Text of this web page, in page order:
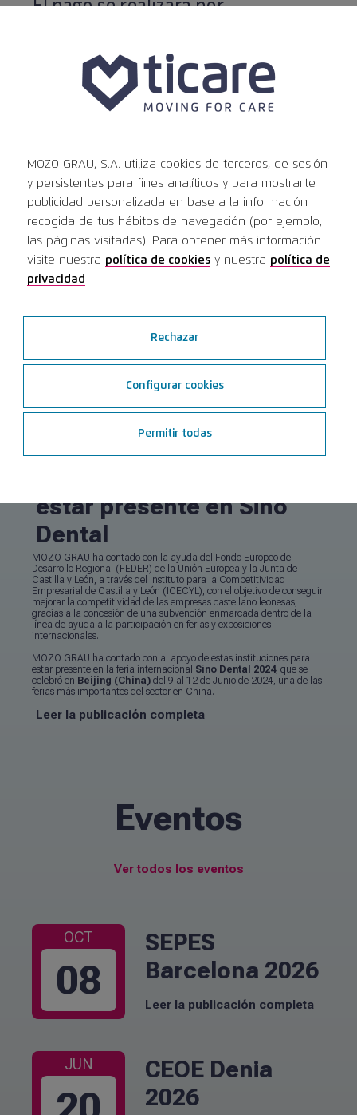
serán enviados una vez
formalizada la inscripción.
Información (PDF) : Ver información
Noticias
Ver todas las noticias
Mozo Grau recibe apoyo
estar presente en Sino
Dental
MOZO GRAU ha contado con la ayuda del Fondo Europeo de
Desarrollo Regional (FEDER) de la Unión Europea y la Junta de
Castilla y León, a través del Instituto para la Competitividad
Empresarial de Castilla y León (ICECYL), con el objetivo de conseguir
mejorar la competitividad de las empresas castellano leonesas,
gracias a la concesión de una subvención enmarcada dentro de la
línea de ayuda a la participación en ferias y exposiciones
internacionales.
MOZO GRAU ha contado con al apoyo de estas instituciones para
estar presente en la feria internacional Sino Dental 2024, que se
celebró en Beijing (China) del 9 al 12 de Junio de 2024, una de las
ferias más importantes del sector en China.
Leer la publicación completa
Eventos
Ver todos los eventos
OCT
08
SEPES
Barcelona 2026
Leer la publicación completa
JUN
CEOE Denia
2026
MOZO GRAU, S.A. utiliza cookies de terceros, de sesión
y persistentes para fines analíticos y para mostrarte
publicidad personalizada en base a la información
recogida de tus hábitos de navegación (por ejemplo,
las páginas visitadas). Para obtener más información
visite nuestra política de cookies y nuestra política de
privacidad
Rechazar
Configurar cookies
Permitir todas